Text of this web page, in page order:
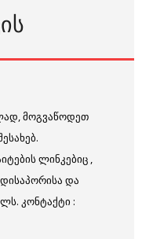
მოგვაწოდეთ
ლინკებიც ,
და
კონტაქტი :